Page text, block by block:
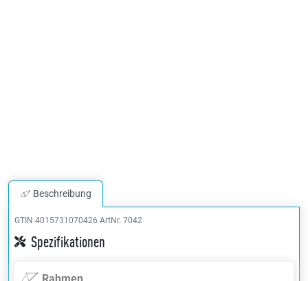
Beschreibung
GTIN 4015731070426 ArtNr. 7042
Spezifikationen